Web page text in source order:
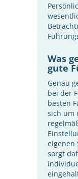
Was
gute
Genau
bei der
besten
sich um
eigenen
sorgt